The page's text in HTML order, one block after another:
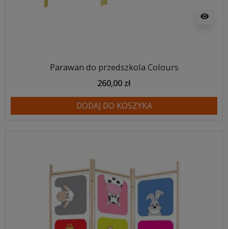
visibility
Parawan do przedszkola Colours
260,00 zł
DODAJ DO KOSZYKA